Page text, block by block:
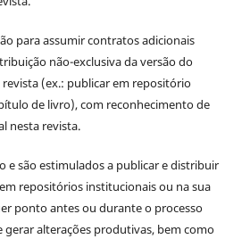
para assumir contratos adicionais
não-exclusiva da versão do
(ex.: publicar em repositório
de livro), com reconhecimento de
nesta revista.
e são estimulados a publicar e distribuir
repositórios institucionais ou na sua
ponto antes ou durante o processo
gerar alterações produtivas, bem como